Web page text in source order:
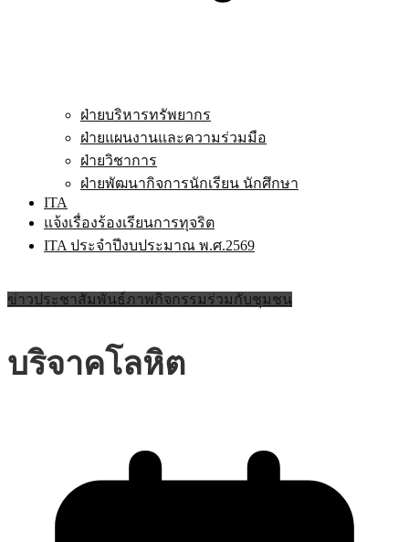
ฝ่ายบริหารทรัพยากร
ฝ่ายแผนงานและความร่วมมือ
ฝ่ายวิชาการ
ฝ่ายพัฒนากิจการนักเรียน นักศึกษา
ITA
แจ้งเรื่องร้องเรียนการทุจริต
ITA ประจำปีงบประมาณ พ.ศ.2569
ข่าวประชาสัมพันธ์ภาพกิจกรรมร่วมกับชุมชน
บริจาคโลหิต